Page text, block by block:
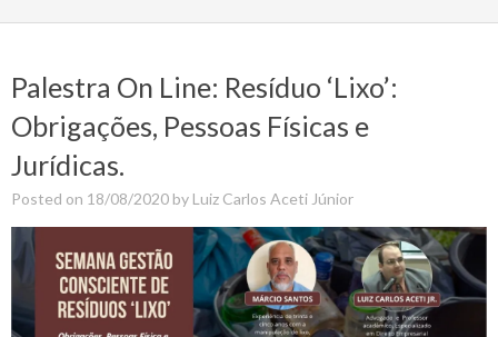
Men
Palestra On Line: Resíduo ‘Lixo’:
Obrigações, Pessoas Físicas e
Jurídicas.
Posted on 18/08/2020 by Luiz Carlos Aceti Júnior